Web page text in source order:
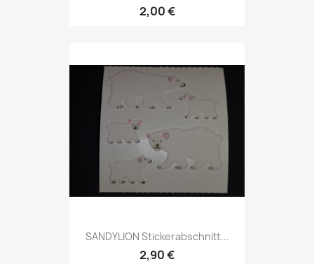
2,00 €
SANDYLION Stickerabschnitt...
2,90 €